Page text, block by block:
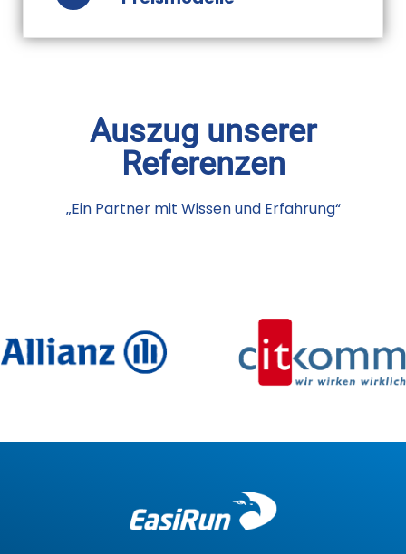
Auszug unserer
Referenzen
„Ein Partner mit Wissen und Erfahrung“